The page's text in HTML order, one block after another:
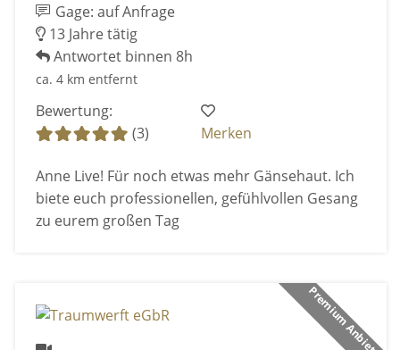
Gage: auf Anfrage
13 Jahre tätig
Antwortet binnen 8h
ca. 4 km entfernt
Bewertung:
(3)
Merken
Anne Live! Für noch etwas mehr Gänsehaut. Ich
biete euch professionellen, gefühlvollen Gesang
zu eurem großen Tag
Premium Anbieter